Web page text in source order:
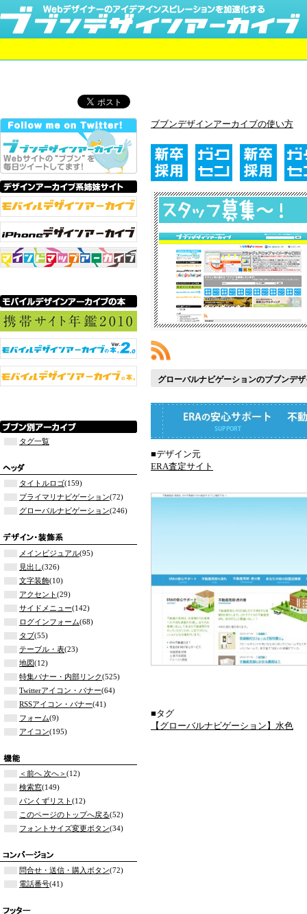
タグ一覧
タイトルロゴ(159)
プライマリナビゲーション(72)
グローバルナビゲーション(246)
メインビジュアル(95)
見出し(326)
文字装飾(10)
アクセント(29)
サイドメニュー(142)
ログインフォーム(68)
タブ(55)
テーブル・表(23)
地図(12)
特集バナー・内部リンク(525)
Twitterアイコン・バナー(64)
RSSアイコン・バナー(41)
フォーム(9)
アイコン(195)
＜前へ 次へ＞ (12)
検索窓(149)
パンくずリスト(12)
このページのトップへ戻る(52)
フォントサイズ変更ボタン(34)
問合せ・送信・購入ボタン(72)
電話番号(41)
ブブンデザインアーカイブの使い方
グローバルナビゲーションのブブンデ
■デザイン元
ERA査定サイト
■タグ
【グローバルナビゲーション】水色